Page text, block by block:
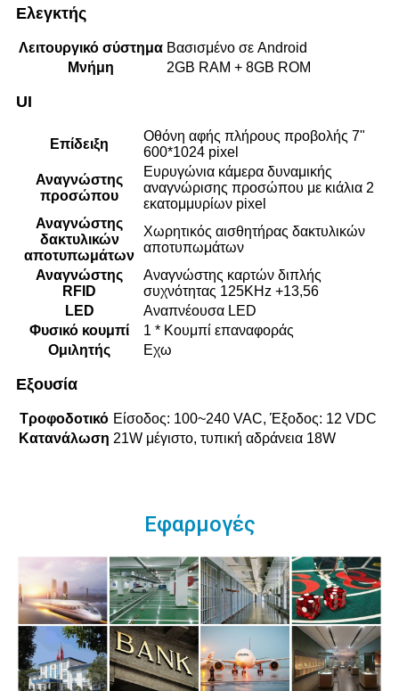
Ελεγκτής
Λειτουργικό σύστημα Βασισμένο σε Android
Μνήμη
2GB RAM + 8GB ROM
UI
Επίδειξη
Οθόνη αφής πλήρους προβολής 7"
600*1024 pixel
Αναγνώστης
προσώπου
Ευρυγώνια κάμερα δυναμικής
αναγνώρισης προσώπου με κιάλια 2
εκατομμυρίων pixel
Αναγνώστης
δακτυλικών
αποτυπωμάτων
Χωρητικός αισθητήρας δακτυλικών
αποτυπωμάτων
Αναγνώστης
RFID
Αναγνώστης καρτών διπλής
συχνότητας 125KHz +13,56
LED
Αναπνέουσα LED
Φυσικό κουμπί
1 * Κουμπί επαναφοράς
Ομιλητής
Εχω
Εξουσία
Τροφοδοτικό Είσοδος: 100~240 VAC, Έξοδος: 12 VDC
Κατανάλωση 21W μέγιστο, τυπική αδράνεια 18W
Εφαρμογές